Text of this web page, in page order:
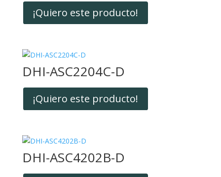
¡Quiero este producto!
DHI-ASC2204C-D
¡Quiero este producto!
DHI-ASC4202B-D